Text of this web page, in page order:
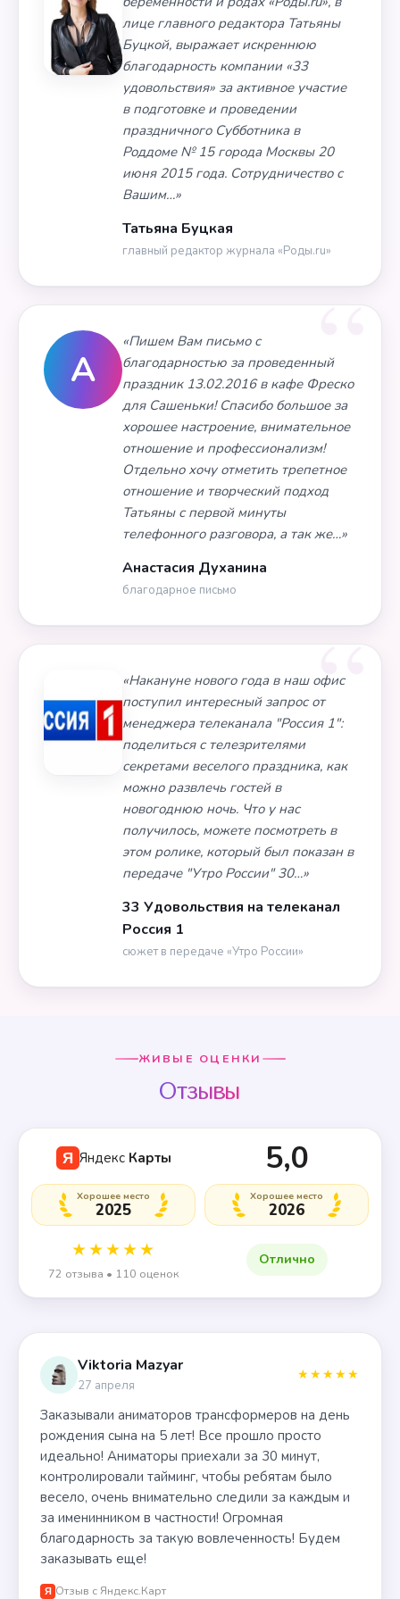
лице главного редактора Татьяны
Буцкой, выражает искреннюю
благодарность компании «33
удовольствия» за активное участие
в подготовке и проведении
праздничного Субботника в
Роддоме № 15 города Москвы 20
июня 2015 года. Сотрудничество с
Вашим…»
Татьяна Буцкая
главный редактор журнала «Роды.ru»
А
«Пишем Вам письмо с
благодарностью за проведенный
праздник 13.02.2016 в кафе Фреско
для Сашеньки! Спасибо большое за
хорошее настроение, внимательное
отношение и профессионализм!
Отдельно хочу отметить трепетное
отношение и творческий подход
Татьяны с первой минуты
телефонного разговора, а так же…»
Анастасия Духанина
благодарное письмо
«Накануне нового года в наш офис
поступил интересный запрос от
менеджера телеканала "Россия 1":
поделиться с телезрителями
секретами веселого праздника, как
можно развлечь гостей в
новогоднюю ночь. Что у нас
получилось, можете посмотреть в
этом ролике, который был показан в
передаче "Утро России" 30…»
33 Удовольствия на телеканал
Россия 1
сюжет в передаче «Утро России»
ЖИВЫЕ ОЦЕНКИ
Отзывы
Я Яндекс Карты 5,0
★★★★★
72 отзыва • 110 оценок
Хорошее место
2025
Хорошее место
2026
Отлично
Viktoria Mazyar
27 апреля
★★★★★
Заказывали аниматоров трансформеров на день
рождения сына на 5 лет! Все прошло просто
идеально! Аниматоры приехали за 30 минут,
контролировали тайминг, чтобы ребятам было
весело, очень внимательно следили за каждым и
за именинником в частности! Огромная
благодарность за такую вовлеченность! Будем
заказывать еще!
Я Отзыв с Яндекс.Карт